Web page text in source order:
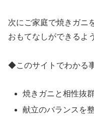
次にご家庭で焼きガニ
おもてなしができるよ
◆このサイトでわかる
焼きガニと相性抜
献立のバランスを